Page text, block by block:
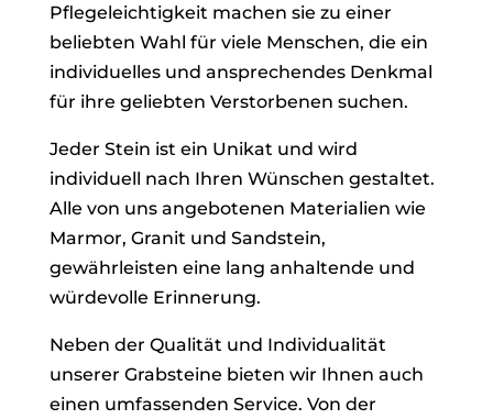
Pflegeleichtigkeit machen sie zu einer
beliebten Wahl für viele Menschen, die ein
individuelles und ansprechendes Denkmal
für ihre geliebten Verstorbenen suchen.
Jeder Stein ist ein Unikat und wird
individuell nach Ihren Wünschen gestaltet.
Alle von uns angebotenen Materialien wie
Marmor, Granit und Sandstein,
gewährleisten eine lang anhaltende und
würdevolle Erinnerung.
Neben der Qualität und Individualität
unserer Grabsteine bieten wir Ihnen auch
einen umfassenden Service. Von der